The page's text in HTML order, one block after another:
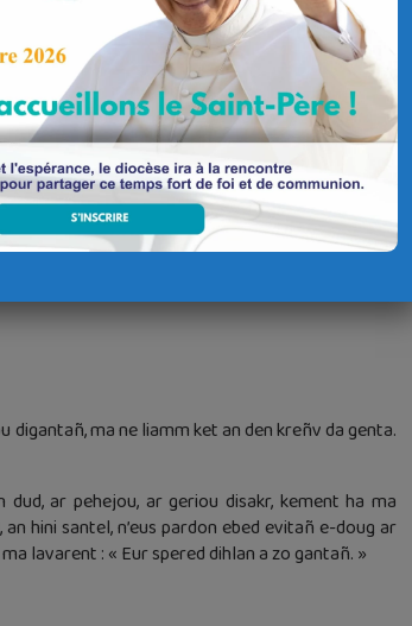
a zo gantañ ! Dre vestr an diaouled eo e taol-
e lavare dezo : « Penaoz e hell Satan taoler
hell ket ar rouantelez-se padoud.
’n em zav Satan a-eneb dezañ e-unan, ha ma vez
digantañ, ma ne liamm ket an den kreñv da genta.
ar pehejou, ar geriou disakr, kement ha ma
hini santel, n’eus pardon ebed evitañ e-doug ar
lavarent : « Eur spered dihlan a zo gantañ. »